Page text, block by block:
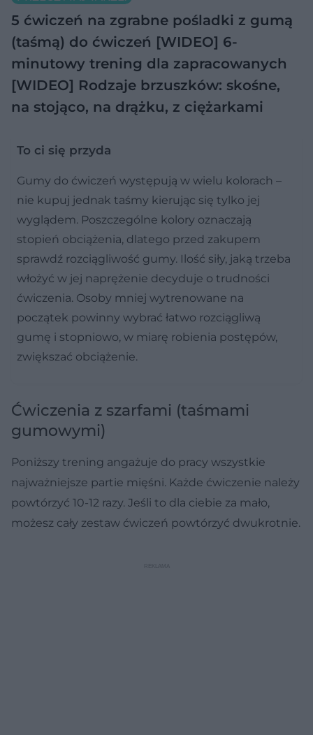
5 ćwiczeń na zgrabne pośladki z gumą
(taśmą) do ćwiczeń [WIDEO] 6-
minutowy trening dla zapracowanych
[WIDEO] Rodzaje brzuszków: skośne,
na stojąco, na drążku, z ciężarkami
To ci się przyda
Gumy do ćwiczeń występują w wielu kolorach –
nie kupuj jednak taśmy kierując się tylko jej
wyglądem. Poszczególne kolory oznaczają
stopień obciążenia, dlatego przed zakupem
sprawdź rozciągliwość gumy. Ilość siły, jaką trzeba
włożyć w jej naprężenie decyduje o trudności
ćwiczenia. Osoby mniej wytrenowane na
początek powinny wybrać łatwo rozciągliwą
gumę i stopniowo, w miarę robienia postępów,
zwiększać obciążenie.
Ćwiczenia z szarfami (taśmami
gumowymi)
Poniższy trening angażuje do pracy wszystkie
najważniejsze partie mięśni. Każde ćwiczenie należy
powtórzyć 10-12 razy. Jeśli to dla ciebie za mało,
możesz cały zestaw ćwiczeń powtórzyć dwukrotnie.